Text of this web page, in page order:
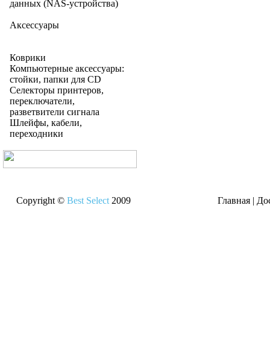
данных (NAS-устройства)
Аксессуары
Коврики
Компьютерные аксессуары:
стойки, папки для CD
Селекторы принтеров,
переключатели,
разветвители сигнала
Шлейфы, кабели,
переходники
Copyright © Best Select2009 Главная |